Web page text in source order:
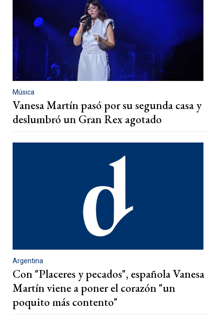
Música
Vanesa Martín pasó por su segunda casa y
deslumbró un Gran Rex agotado
Argentina
Con "Placeres y pecados", española Vanesa
Martín viene a poner el corazón "un
poquito más contento"